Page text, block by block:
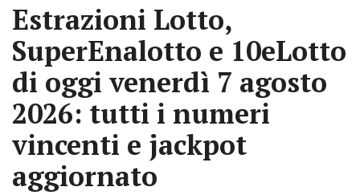
Estrazioni Lotto,
SuperEnalotto e 10eLotto
di oggi venerdì 7 agosto
2026: tutti i numeri
vincenti e jackpot
aggiornato